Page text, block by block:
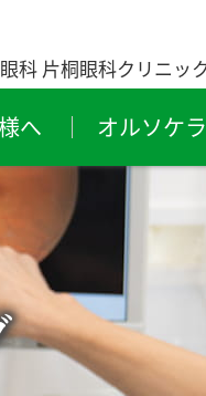
科 片桐眼科クリニッ
腫）
結膜炎
結膜下出血
へ オルソケ